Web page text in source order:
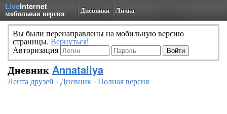
LiveInternet
мобильная версия Дневники Личка
Вы были перенаправлены на мобильную версию
страницы. Вернуться!
Авторизация
Дневник Annataliya
Лента друзей -Дневник-Полная версия